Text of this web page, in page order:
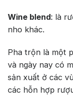
Wine blend: là
nho khác.
Pha trộn là một
và ngày nay có
sản xuất ở các
các hỗn hợp